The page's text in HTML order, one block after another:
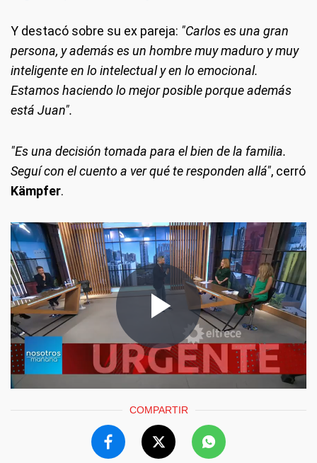
Y destacó sobre su ex pareja: "Carlos es una gran
persona, y además es un hombre muy maduro y muy
inteligente en lo intelectual y en lo emocional.
Estamos haciendo lo mejor posible porque además
está Juan".
"Es una decisión tomada para el bien de la familia.
Seguí con el cuento a ver qué te responden allá", cerró
Kämpfer.
COMPARTIR